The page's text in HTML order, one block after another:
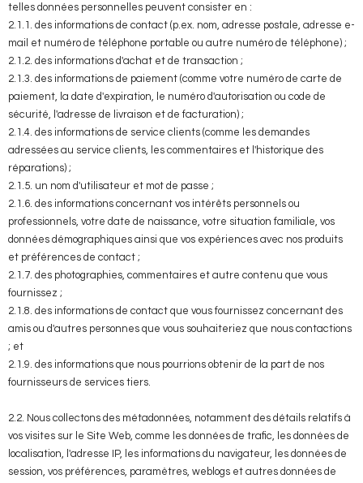
telles données personnelles peuvent consister en :
2.1.1. des informations de contact (p.ex. nom, adresse postale, adresse e-
mail et numéro de téléphone portable ou autre numéro de téléphone) ;
2.1.2. des informations d'achat et de transaction ;
2.1.3. des informations de paiement (comme votre numéro de carte de
paiement, la date d'expiration, le numéro d'autorisation ou code de
sécurité, l'adresse de livraison et de facturation) ;
2.1.4. des informations de service clients (comme les demandes
adressées au service clients, les commentaires et l'historique des
réparations) ;
2.1.5. un nom d'utilisateur et mot de passe ;
2.1.6. des informations concernant vos intérêts personnels ou
professionnels, votre date de naissance, votre situation familiale, vos
données démographiques ainsi que vos expériences avec nos produits
et préférences de contact ;
2.1.7. des photographies, commentaires et autre contenu que vous
fournissez ;
2.1.8. des informations de contact que vous fournissez concernant des
amis ou d'autres personnes que vous souhaiteriez que nous contactions
; et
2.1.9. des informations que nous pourrions obtenir de la part de nos
fournisseurs de services tiers.
2.2. Nous collectons des métadonnées, notamment des détails relatifs à
vos visites sur le Site Web, comme les données de trafic, les données de
localisation, l'adresse IP, les informations du navigateur, les données de
session, vos préférences, paramètres, weblogs et autres données de